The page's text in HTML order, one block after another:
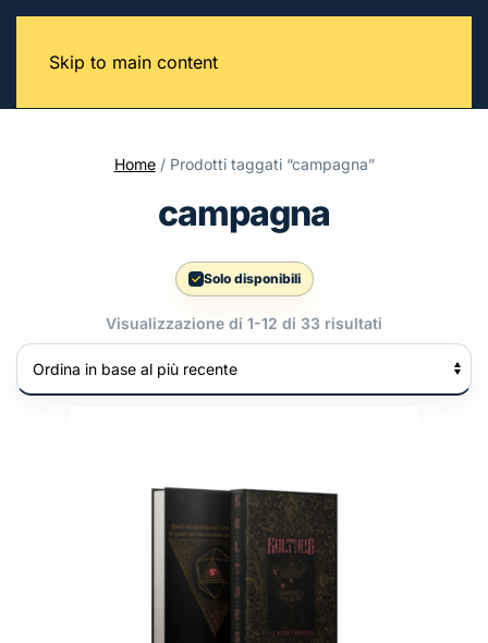
Skip to main content
Home/ Prodotti taggati “campagna”
campagna
Solo disponibili
Visualizzazione di 1-12 di 33 risultati
in
più